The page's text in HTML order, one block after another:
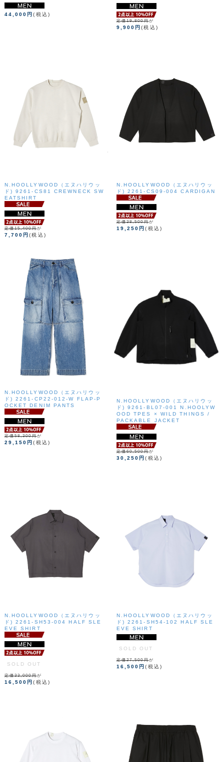
44,000円(税込)
定価19,800円が
9,900円(税込)
N.HOOLLYWOOD（エヌハリウッ
ド) 9261-CS81 CREWNECK SW
EATSHIRT
定価15,400円が
7,700円(税込)
N.HOOLLYWOOD（エヌハリウッ
ド) 2261-CS09-004 CARDIGAN
定価38,500円が
19,250円(税込)
N.HOOLLYWOOD（エヌハリウッ
ド) 2261-CP22-012-W FLAP-P
OCKET DENIM PANTS
定価58,300円が
29,150円(税込)
N.HOOLLYWOOD（エヌハリウッ
ド) 9261-BL07-001 N.HOOLYW
OOD TPES × WILD THINGS /
PACKABLE JACKET
定価60,500円が
30,250円(税込)
N.HOOLLYWOOD（エヌハリウッ
ド) 2261-SH53-004 HALF SLE
EVE SHIRT
SOLD OUT
定価33,000円が
16,500円(税込)
N.HOOLLYWOOD（エヌハリウッ
ド) 2261-SH54-102 HALF SLE
EVE SHIRT
SOLD OUT
定価27,500円が
16,500円(税込)